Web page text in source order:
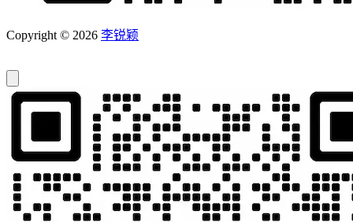
Copyright © 2026 李锐颖